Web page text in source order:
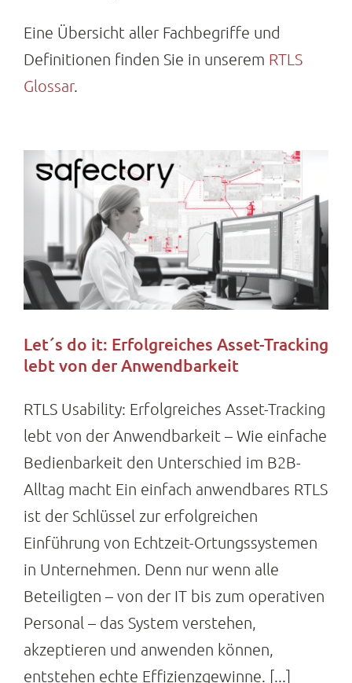
Eine Übersicht aller Fachbegriffe und
Definitionen finden Sie in unserem RTLS
Glossar.
Let´s do it: Erfolgreiches Asset-Tracking
lebt von der Anwendbarkeit
RTLS Usability: Erfolgreiches Asset-Tracking
lebt von der Anwendbarkeit – Wie einfache
Bedienbarkeit den Unterschied im B2B-
Alltag macht Ein einfach anwendbares RTLS
ist der Schlüssel zur erfolgreichen
Einführung von Echtzeit-Ortungssystemen
in Unternehmen. Denn nur wenn alle
Beteiligten – von der IT bis zum operativen
Personal – das System verstehen,
akzeptieren und anwenden können,
entstehen echte Effizienzgewinne. [...]